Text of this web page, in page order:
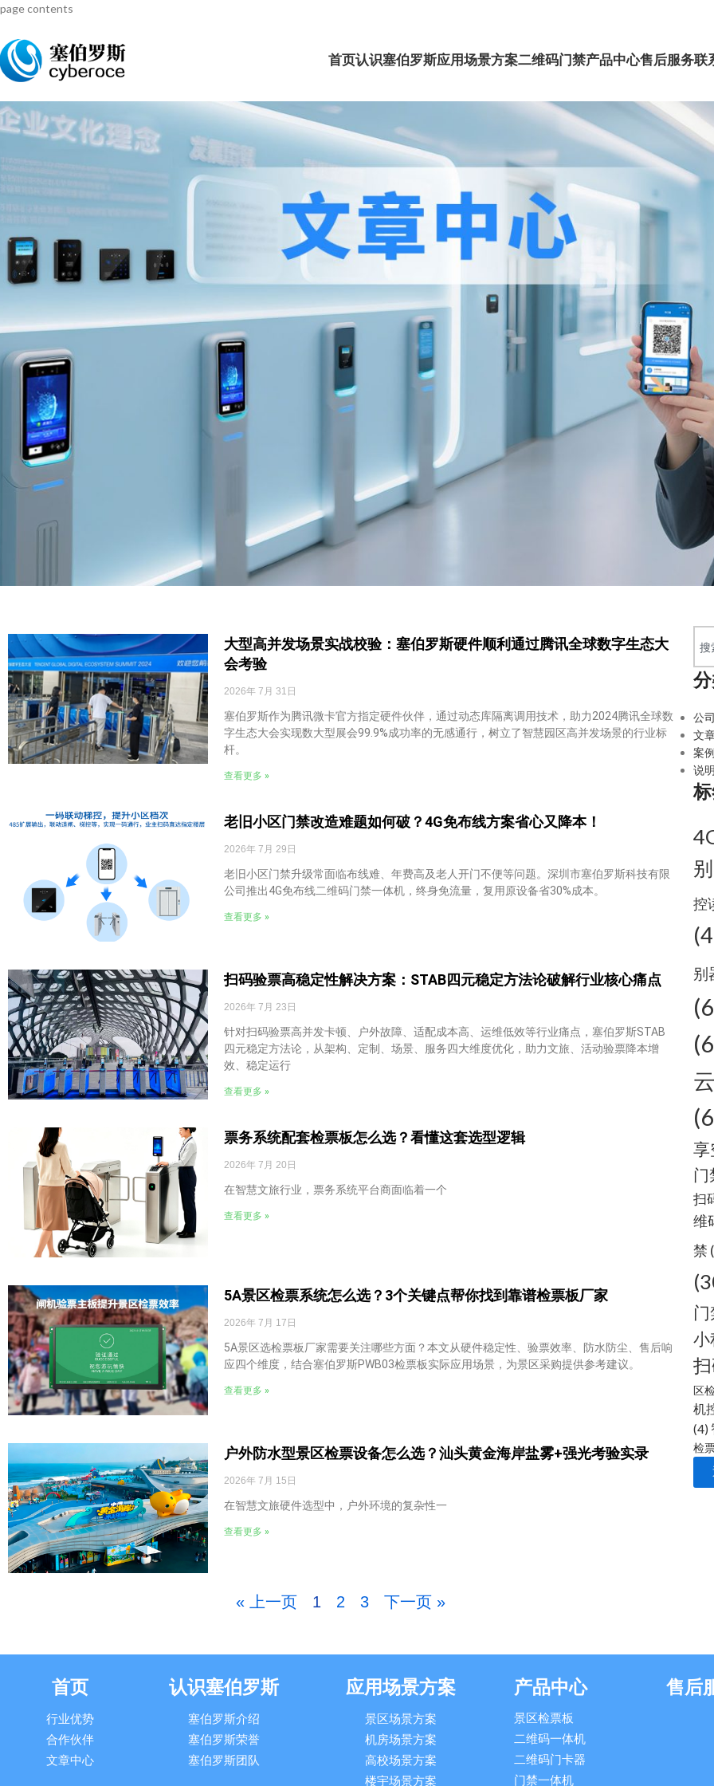
page contents
首页认识塞伯罗斯应用场景方案二维码门禁产品中心售后服务联
大型高并发场景实战校验：塞伯罗斯硬件顺利通过腾讯全球数字生态大
会考验
2026年 7月 31日
塞伯罗斯作为腾讯微卡官方指定硬件伙伴，通过动态库隔离调用技术，助力2024腾讯全球数
字生态大会实现数大型展会99.9%成功率的无感通行，树立了智慧园区高并发场景的行业标
杆。
查看更多 »
老旧小区门禁改造难题如何破？4G免布线方案省心又降本！
2026年 7月 29日
老旧小区门禁升级常面临布线难、年费高及老人开门不便等问题。深圳市塞伯罗斯科技有限
公司推出4G免布线二维码门禁一体机，终身免流量，复用原设备省30%成本。
查看更多 »
扫码验票高稳定性解决方案：STAB四元稳定方法论破解行业核心痛点
2026年 7月 23日
针对扫码验票高并发卡顿、户外故障、适配成本高、运维低效等行业痛点，塞伯罗斯STAB
四元稳定方法论，从架构、定制、场景、服务四大维度优化，助力文旅、活动验票降本增
效、稳定运行
查看更多 »
票务系统配套检票板怎么选？看懂这套选型逻辑
2026年 7月 20日
在智慧文旅行业，票务系统平台商面临着一个
查看更多 »
5A景区检票系统怎么选？3个关键点帮你找到靠谱检票板厂家
2026年 7月 17日
5A景区选检票板厂家需要关注哪些方面？本文从硬件稳定性、验票效率、防水防尘、售后响
应四个维度，结合塞伯罗斯PWB03检票板实际应用场景，为景区采购提供参考建议。
查看更多 »
户外防水型景区检票设备怎么选？汕头黄金海岸盐雾+强光考验实录
2026年 7月 15日
在智慧文旅硬件选型中，户外环境的复杂性一
查看更多 »
« 上一页 1 2 3 下一页 »
公
文
案
说
控
别
享
门
扫
维
禁
小
区
机
(4)
检
首页
行业优势
合作伙伴
文章中心
认识塞伯罗斯
塞伯罗斯介绍
塞伯罗斯荣誉
塞伯罗斯团队
应用场景方案
景区场景方案
机房场景方案
高校场景方案
楼宇场景方案
产品中心
景区检票板
二维码一体机
二维码门卡器
门禁一体机
售后